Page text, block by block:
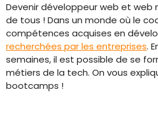
Devenir développeur web et
de tous ! Dans un monde où le
compétences acquises en
recherchées par les entreprises.
semaines, il est possible de se
métiers de la tech. On vous
bootcamps !